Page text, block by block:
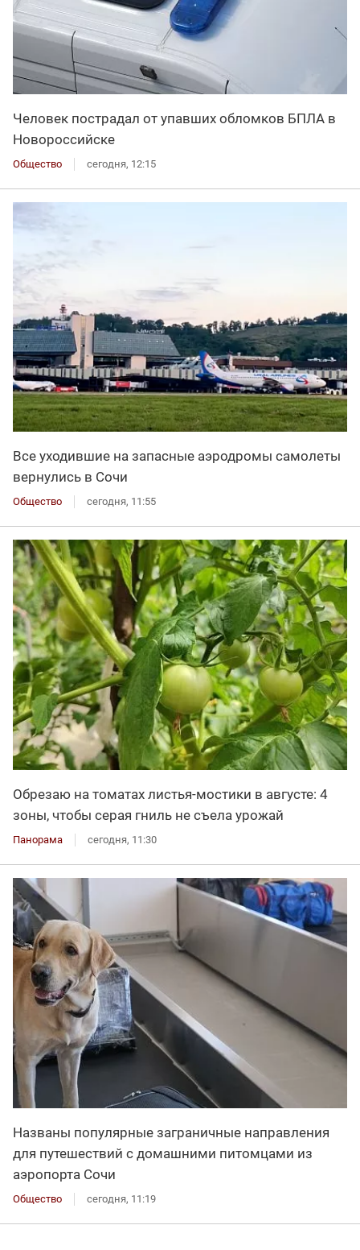
Человек пострадал от упавших обломков БПЛА в
Новороссийске
Общество сегодня, 12:15
Все уходившие на запасные аэродромы самолеты
вернулись в Сочи
Общество сегодня, 11:55
Обрезаю на томатах листья-мостики в августе: 4
зоны, чтобы серая гниль не съела урожай
Панорама сегодня, 11:30
Названы популярные заграничные направления
для путешествий с домашними питомцами из
аэропорта Сочи
Общество сегодня, 11:19